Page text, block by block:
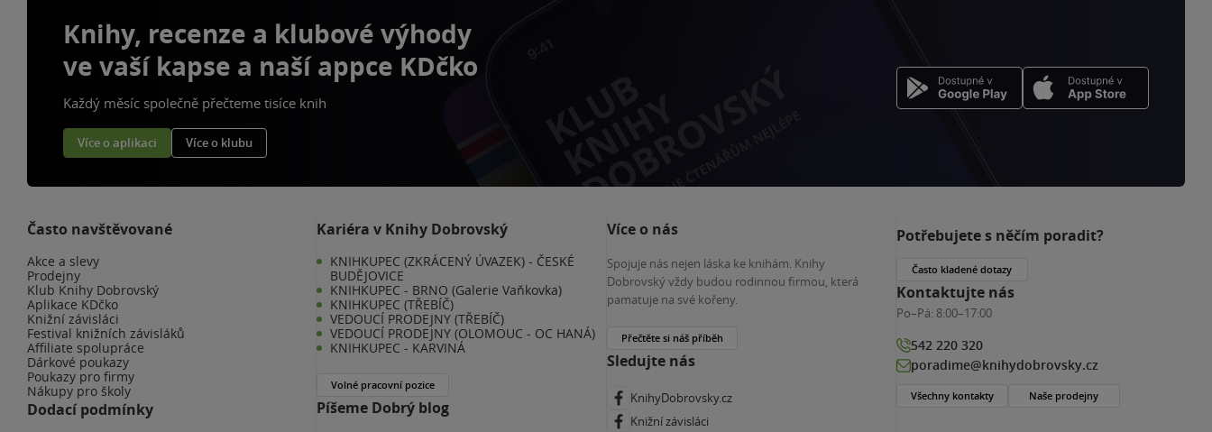
Knihy, recenze a klubové výhody
ve vaší kapse a naší appce KDčko
Každý měsíc společně přečteme tisíce knih
Více o aplikaci Více o klubu
Často navštěvované
Akce a slevy
Prodejny
Klub Knihy Dobrovský
Aplikace KDčko
Knižní závisláci
Festival knižních závisláků
Affiliate spolupráce
Dárkové poukazy
Poukazy pro firmy
Nákupy pro školy
Dodací podmínky
Kariéra v Knihy Dobrovský
KNIHKUPEC (ZKRÁCENÝ ÚVAZEK) - ČESKÉ
BUDĚJOVICE
KNIHKUPEC - BRNO (Galerie Vaňkovka)
KNIHKUPEC (TŘEBÍČ)
VEDOUCÍ PRODEJNY (TŘEBÍČ)
VEDOUCÍ PRODEJNY (OLOMOUC - OC HANÁ)
KNIHKUPEC - KARVINÁ
Volné pracovní pozice
Píšeme Dobrý blog
Více o nás
Spojuje nás nejen láska ke knihám. Knihy
Dobrovský vždy budou rodinnou firmou, která
pamatuje na své kořeny.
Přečtěte si náš příběh
Sledujte nás
KnihyDobrovsky.cz
Knižní závisláci
Potřebujete s něčím poradit?
Často kladené dotazy
Kontaktujte nás
Po–Pá: 8:00–17:00
542 220 320
poradime@knihydobrovsky.cz
Všechny kontakty Naše prodejny